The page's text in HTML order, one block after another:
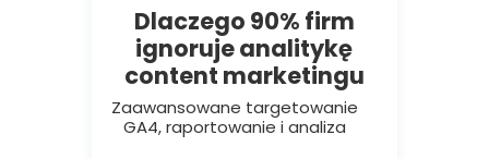
Dlaczego 90% firm
ignoruje analitykę
content marketingu
Zaawansowane targetowanie
GA4, raportowanie i analiza